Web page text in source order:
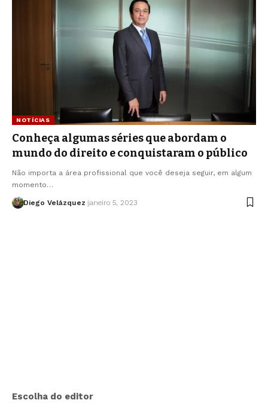
NOTÍCIAS
Conheça algumas séries que abordam o
mundo do direito e conquistaram o público
Não importa a área profissional que você deseja seguir, em algum
momento…
Diego Velázquez janeiro 5, 2023
Escolha do editor